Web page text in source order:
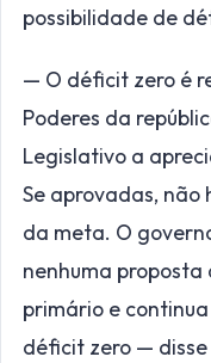
possibilidade de
— O déficit zero é
Poderes da
Legislativo a
Se aprovadas, não
da meta. O
nenhuma
primário e
déficit zero — disse